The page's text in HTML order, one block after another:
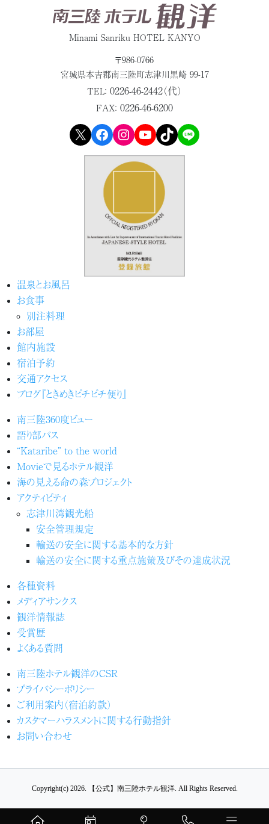
Minami Sanriku HOTEL KANYO
〒986-0766
宮城県本吉郡南三陸町志津川黒崎 99-17
TEL： 0226-46-2442（代）
FAX： 0226-46-6200
X Facebook Instagram YouTube TikTok LINE
温泉とお風呂
お食事
別注料理
お部屋
館内施設
宿泊予約
交通アクセス
ブログ『ときめきピチピチ便り』
南三陸360度ビュー
語り部バス
“Kataribe” to the world
Movieで見るホテル観洋
海の見える命の森プロジェクト
アクティビティ
志津川湾観光船
安全管理規定
輸送の安全に関する基本的な方針
輸送の安全に関する重点施策及びその達成状況
各種資料
メディアサンクス
観洋情報誌
受賞歴
よくある質問
南三陸ホテル観洋のCSR
プライバシーポリシー
ご利用案内（宿泊約款）
カスタマーハラスメントに関する行動指針
お問い合わせ
Copyright(c) 2026. 【公式】南三陸ホテル観洋. All Rights Reserved.